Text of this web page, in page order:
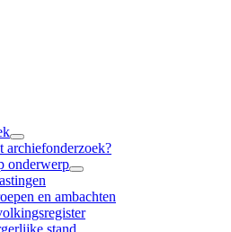
archiefonderzoek?
onderwerp
en ambachten
stand